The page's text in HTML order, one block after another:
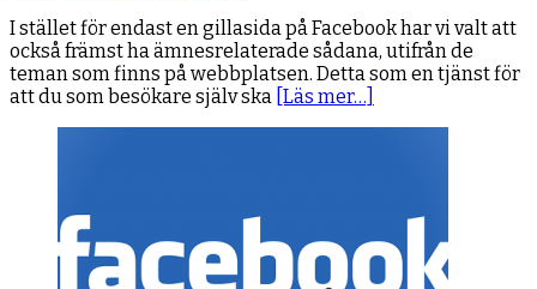
I stället för endast en gillasida på Facebook har vi valt att
också främst ha ämnesrelaterade sådana, utifrån de
teman som finns på webbplatsen. Detta som en tjänst för
att du som besökare själv ska [Läs mer…]